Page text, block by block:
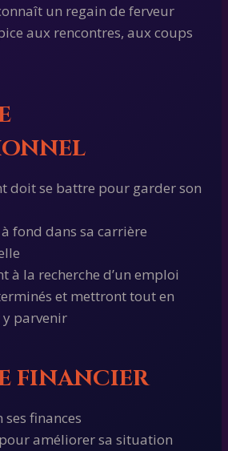
un regain de ferveur
aux rencontres, aux coups
doit se battre pour garder son
à fond dans sa carrière
à la recherche d’un emploi
et mettront tout en
parvenir
FINANCIER
ses finances
améliorer sa situation